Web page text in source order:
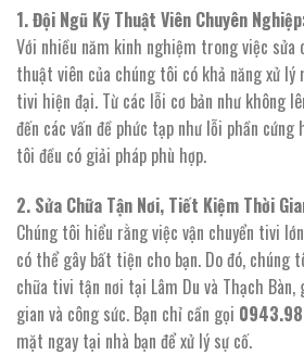
1. Đội Ngũ Kỹ Thuật Viên Chuyên
Với nhiều năm kinh nghiệm trong việc sửa
thuật viên của chúng tôi có khả năng xử
tivi hiện đại. Từ các lỗi cơ bản như không
đến các vấn đề phức tạp như lỗi phần cứng
tôi đều có giải pháp phù hợp.
2. Sửa Chữa Tận Nơi, Tiết Kiệm Thời
Chúng tôi hiểu rằng việc vận chuyển tivi
có thể gây bất tiện cho bạn. Do đó, chúng
chữa tivi tận nơi tại Lâm Du và Thạch
gian và công sức. Bạn chỉ cần gọi
mặt ngay tại nhà bạn để xử lý sự cố.